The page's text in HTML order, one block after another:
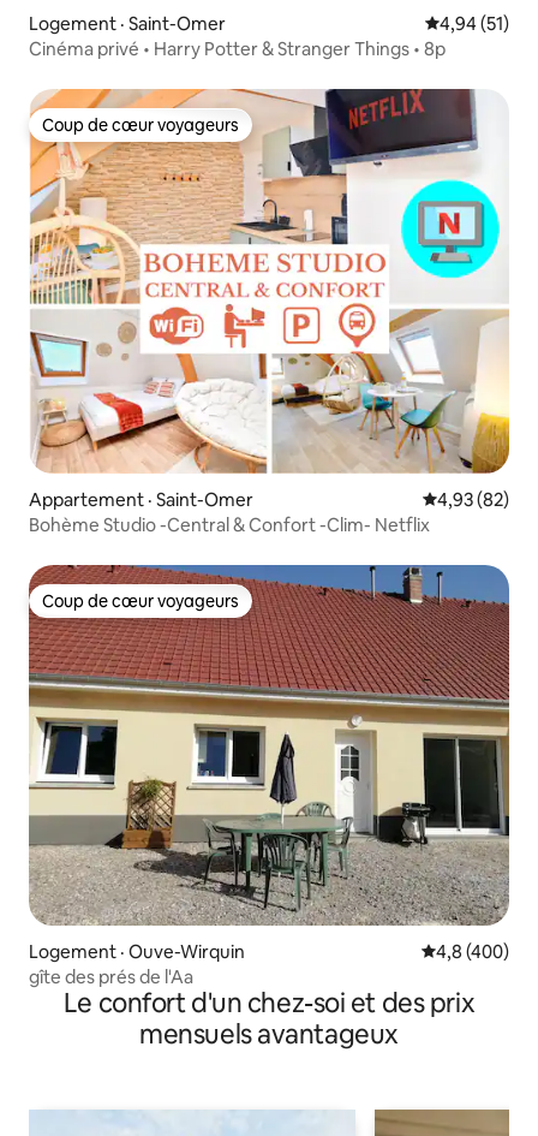
Logement · Saint-Omer Note
4,94 (51)
Cinéma privé • Harry Potter & Stranger Things • 8p
Coup de cœur voyageurs
Coup de cœur voyageurs
Appartement · Saint-Omer Note
4,93 (82)
Bohème Studio -Central & Confort -Clim- Netflix
Coup de cœur voyageurs
Coup de cœur voyageurs
Logement · Ouve-Wirquin Note
4,8 (400)
gîte des prés de l'Aa
Le confort d'un chez-soi et des prix
mensuels avantageux